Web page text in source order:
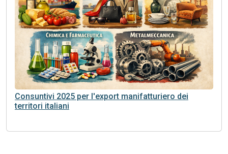
Consuntivi 2025 per l'export manifatturiero dei
territori italiani